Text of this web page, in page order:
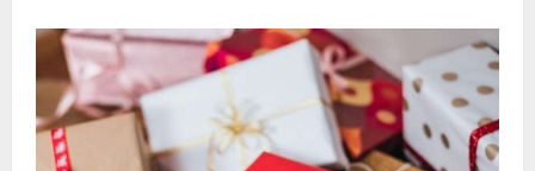
Карпат
–
где
живут
отличаются